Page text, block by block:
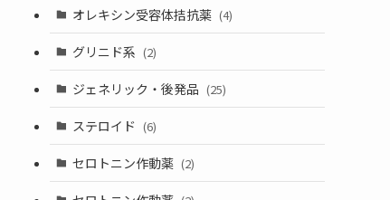
オレキシン受容体拮抗薬 (4)
グリニド系 (2)
ジェネリック・後発品 (25)
ステロイド (6)
セロトニン作動薬 (2)